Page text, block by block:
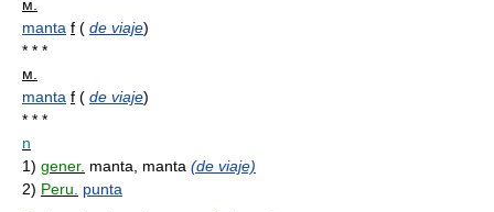
м.
manta f ( de viaje)
* * *
м.
manta f ( de viaje)
* * *
n
1) gener. manta, manta (de viaje)
2) Peru. punta